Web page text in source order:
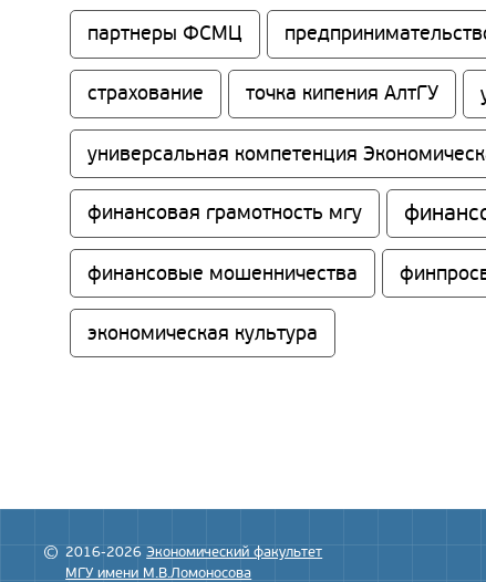
партнеры ФСМЦ
страхование точка кипения АлтГУ
универсальная компетенция
финансовая грамотность мгу
финансовые мошенничества
экономическая культура
2016-2026Экономический факультет
МГУ имени М.В.Ломоносова